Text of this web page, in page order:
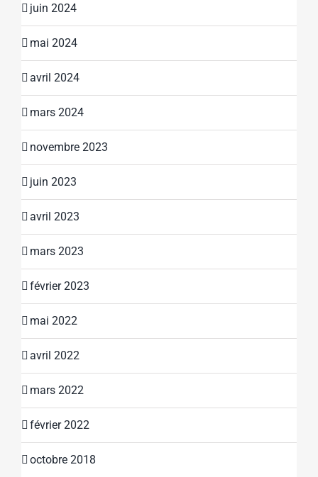
juin 2024
mai 2024
avril 2024
mars 2024
novembre 2023
juin 2023
avril 2023
mars 2023
février 2023
mai 2022
avril 2022
mars 2022
février 2022
octobre 2018